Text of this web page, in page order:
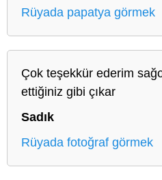
Rüyada papatya görmek
Çok teşekkür ederim
ettiğiniz gibi çıkar
Sadık
Rüyada fotoğraf görmek